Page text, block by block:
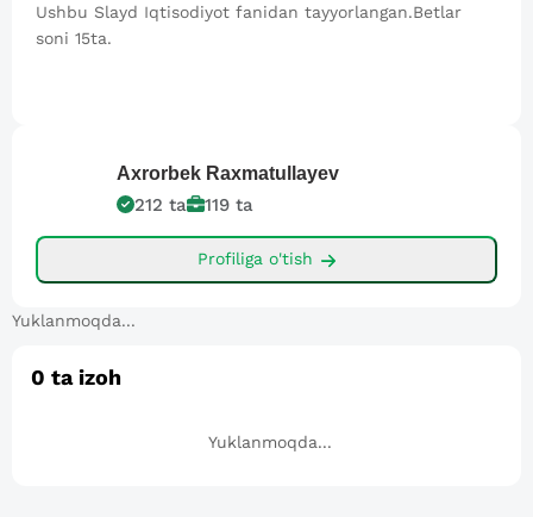
Ushbu Slayd Iqtisodiyot fanidan tayyorlangan.Betlar
soni 15ta.
Axrorbek Raxmatullayev
212 ta 119 ta
Profiliga o'tish
Yuklanmoqda...
0 ta izoh
Yuklanmoqda...